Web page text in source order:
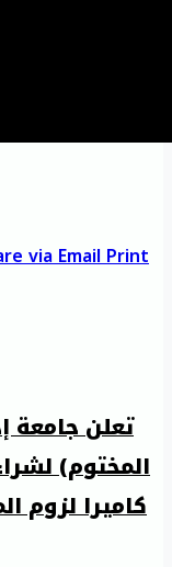
via EmailPrint
تعلن جامعة
المختوم)
كاميرا لزوم